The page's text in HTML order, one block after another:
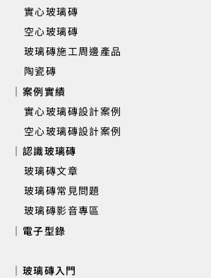
實心玻璃磚
​ 空心玻璃磚
玻璃磚施工周邊產品
陶瓷磚
｜案例實績
實心玻璃磚設計案例
空心玻璃磚設計案例
｜認識玻璃磚
玻璃磚文章
玻璃磚常見問題
玻璃磚影音專區
｜電子型錄
｜玻璃磚入門